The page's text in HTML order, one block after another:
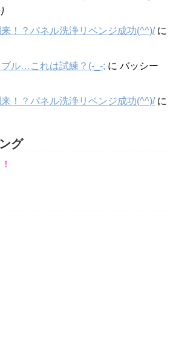
！？パネル洗浄リベンジ成功(^^)/ に
ル…これは試練？(-_-; に バッシー
！？パネル洗浄リベンジ成功(^^)/ に
グ